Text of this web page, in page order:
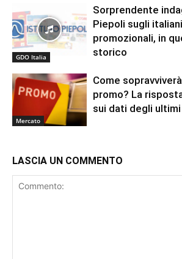
GDO Italia
Sorprendente
Piepoli sugli
promozionali, in
storico
Mercato
Come
promo? La
sui dati degli ultimi
LASCIA UN COMMENTO